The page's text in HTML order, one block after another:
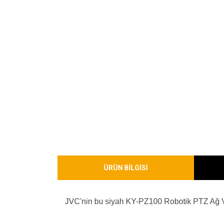
ÜRÜN BİLGİSİ
JVC'nin bu siyah KY-PZ100 Robotik PTZ Ağ